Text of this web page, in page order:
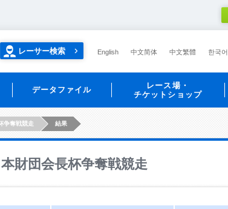
レーサー検索 English 中文简体 中文繁體 한국어
データファイル
レース場・
チケットショップ
争奪戦競走 結果
財団会長杯争奪戦競走